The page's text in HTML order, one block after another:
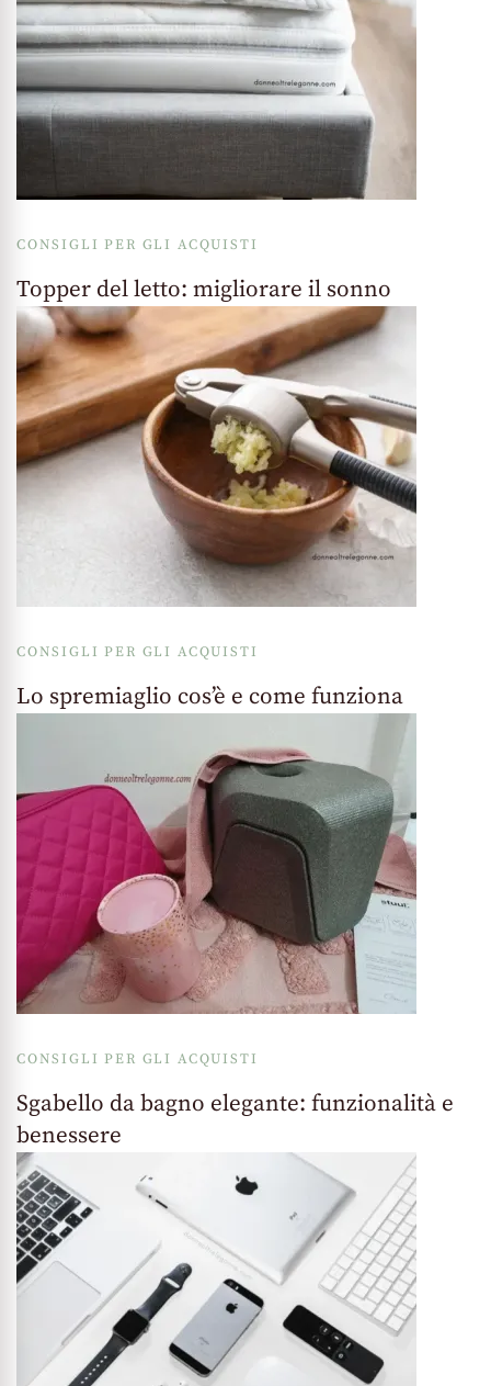
CONSIGLI PER GLI ACQUISTI
Topper del letto: migliorare il sonno
CONSIGLI PER GLI ACQUISTI
Lo spremiaglio cos’è e come funziona
CONSIGLI PER GLI ACQUISTI
Sgabello da bagno elegante: funzionalità e
benessere